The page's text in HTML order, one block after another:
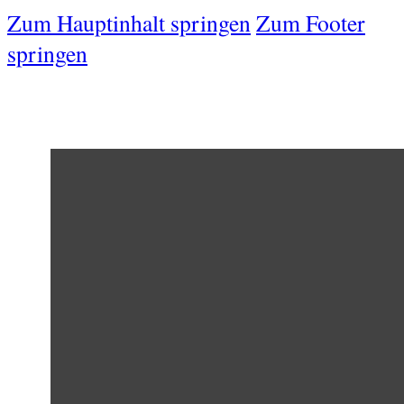
Zum Hauptinhalt springenZum Footer
springen